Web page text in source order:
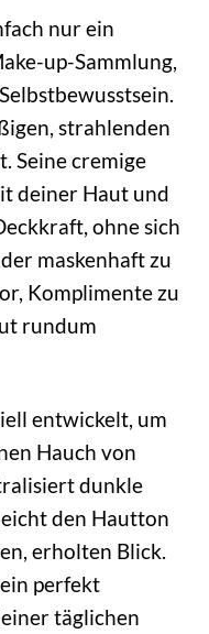
nur ein
up-Sammlung,
strahlenden
Seine cremige
deiner Haut und
ohne sich
maskenhaft zu
Komplimente zu
rundum
entwickelt, um
Hauch von
dunkle
den Hautton
erholten Blick.
perfekt
täglichen